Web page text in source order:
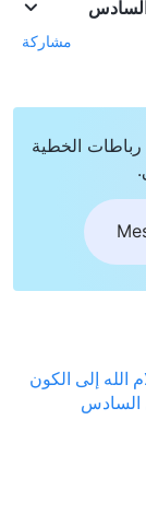
السادس
مشاركة
الخطية
الله إلى الكون
السادس